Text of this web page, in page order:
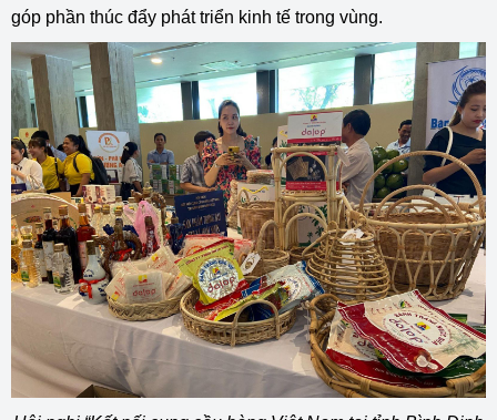
góp phần thúc đẩy phát triển kinh tế trong vùng.